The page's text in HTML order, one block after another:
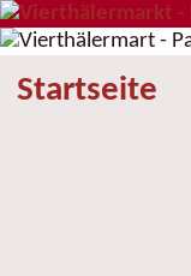
Startseite